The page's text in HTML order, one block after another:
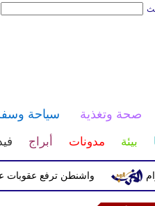
صحة وتغذية سياحة
بيئة مدونات أبراج
واشنطن ترفع عقوبات عن